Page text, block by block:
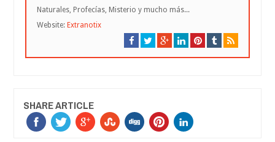
Naturales, Profecías, Misterio y mucho más...
Website: Extranotix
SHARE ARTICLE